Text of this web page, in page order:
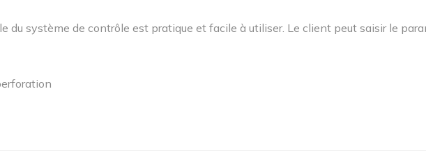
système de contrôle est pratique et facile à utiliser. Le client peut saisir le